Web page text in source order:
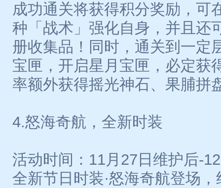
成功通关将获得积分奖励，可
种「战术」强化自身，并且还
册收集品！同时，通关到一定
宝匣，开启星月宝匣，必定获
率额外获得摇光神石、果脯拼
4.怒海奇航，全新时装
活动时间：11月27日维护后-
全新节日时装·怒海奇航登场